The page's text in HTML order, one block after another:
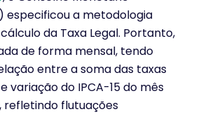
especificou a metodologia
da Taxa Legal. Portanto,
de forma mensal, tendo
entre a soma das taxas
variação do IPCA-15 do mês
refletindo flutuações